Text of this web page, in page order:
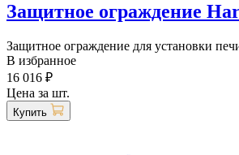
Защитное ограждение
Защитное ограждение для установки
В избранное
16 016 ₽
Цена за шт.
Купить